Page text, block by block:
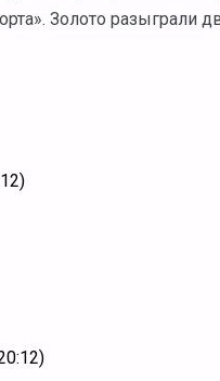
Золото разыграли